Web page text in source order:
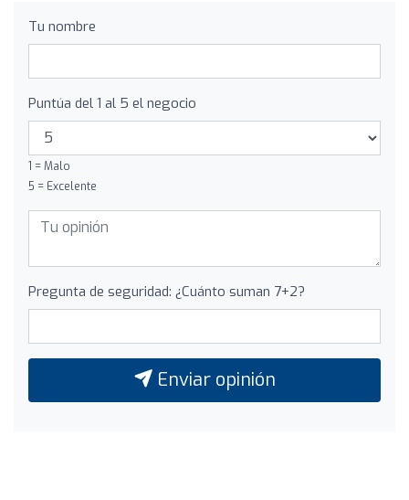
Tu nombre
Puntúa del 1 al 5 el negocio
1 = Malo
5 = Excelente
Pregunta de seguridad: ¿Cuánto suman 7+2?
Enviar opinión